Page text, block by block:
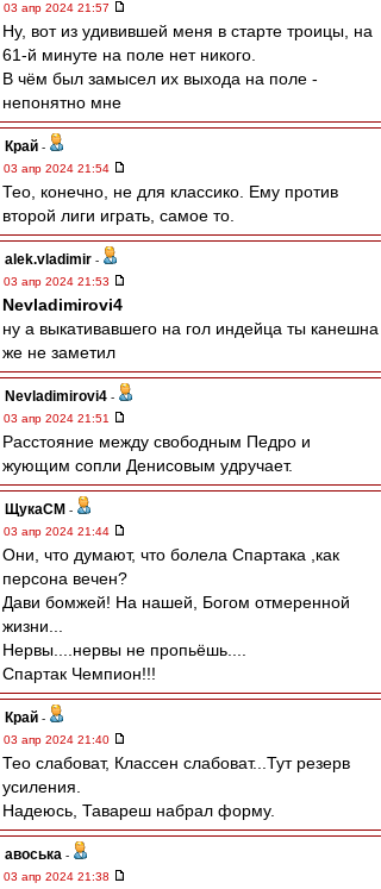
03 апр 2024 21:57
Ну, вот из удивившей меня в старте троицы, на
61-й минуте на поле нет никого.
В чём был замысел их выхода на поле -
непонятно мне
Край -
03 апр 2024 21:54
Тео, конечно, не для классико. Ему против
второй лиги играть, самое то.
alek.vladimir -
03 апр 2024 21:53
Nevladimirovi4
ну а выкативавшего на гол индейца ты канешна
же не заметил
Nevladimirovi4 -
03 апр 2024 21:51
Расстояние между свободным Педро и
жующим сопли Денисовым удручает.
ЩукаСМ -
03 апр 2024 21:44
Они, что думают, что болела Спартака ,как
персона вечен?
Дави бомжей! На нашей, Богом отмеренной
жизни...
Нервы....нервы не пропьёшь....
Спартак Чемпион!!!
Край -
03 апр 2024 21:40
Тео слабоват, Классен слабоват...Тут резерв
усиления.
Надеюсь, Тавареш набрал форму.
авоська -
03 апр 2024 21:38